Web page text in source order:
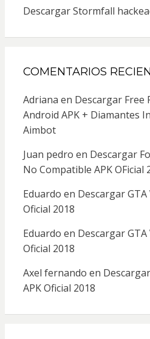
Descargar Stormfall
COMENTARIOS
Adriana en Descargar Free
Android APK + Diamantes
Aimbot
Juan pedro en Descargar
No Compatible APK OFicial
Eduardo en Descargar
Oficial 2018
Eduardo en Descargar
Oficial 2018
Axel fernando en
APK Oficial 2018